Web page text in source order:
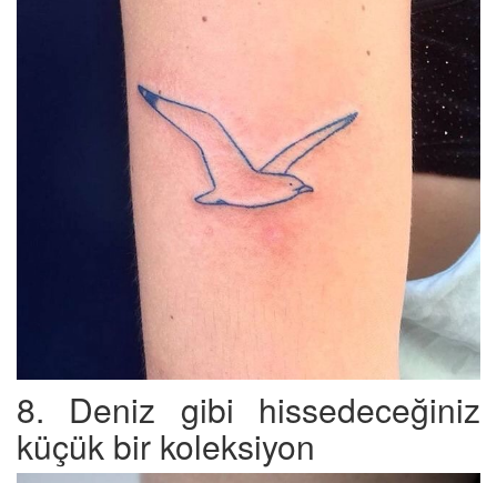
8. Deniz gibi hissedeceğiniz
küçük bir koleksiyon